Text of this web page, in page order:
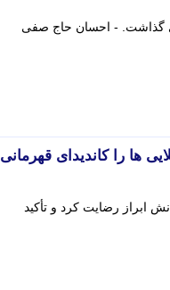
گذاشت. - ​احسان حاج صفی
ها را کاندیدای قهرمانی
ابراز رضایت کرد و تأکید